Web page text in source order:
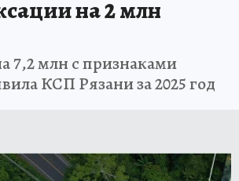
на 2 млн
7,2 млн с признаками
КСП Рязани за 2025 год